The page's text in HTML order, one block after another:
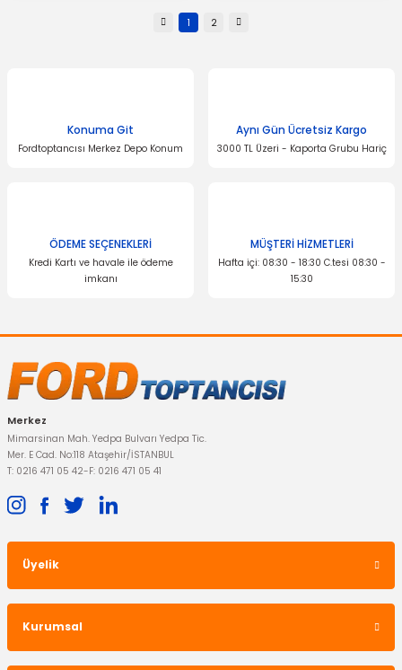
1 2
Konuma Git
Fordtoptancısı Merkez Depo Konum
Aynı Gün Ücretsiz Kargo
3000 TL Üzeri - Kaporta Grubu Hariç
ÖDEME SEÇENEKLERİ
Kredi Kartı ve havale ile ödeme
imkanı
MÜŞTERİ HİZMETLERİ
Hafta içi: 08:30 - 18:30 C.tesi 08:30 -
15:30
Merkez
Mimarsinan Mah. Yedpa Bulvarı Yedpa Tic.
Mer. E Cad. No:118 Ataşehir/İSTANBUL
T: 0216 471 05 42-F: 0216 471 05 41
Üyelik
Kurumsal